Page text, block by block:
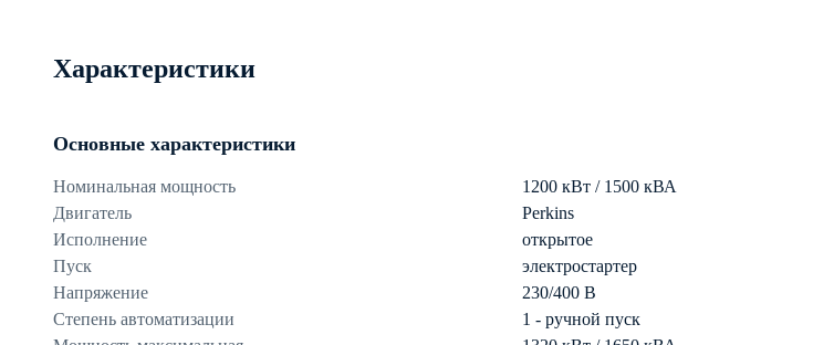
Характеристики
Основные характеристики
Номинальная мощность
1200 кВт / 1500 кВА
Двигатель
Perkins
Исполнение
открытое
Пуск
электростартер
Напряжение
230/400 В
Степень автоматизации
1 - ручной пуск